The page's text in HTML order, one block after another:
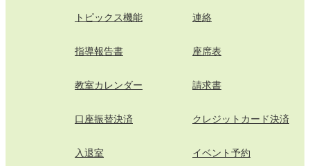
トピックス機能 連絡
指導報告書 座席表
教室カレンダー 請求書
口座振替決済 クレジットカード決済
入退室 イベント予約